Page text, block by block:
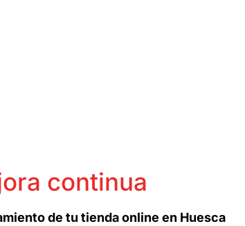
continua
de tu tienda online en Huesca